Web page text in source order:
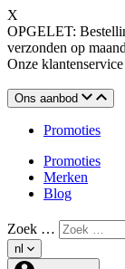
X
OPGELET:
verzonden op
Onze
Ons aanbod
Promoties
Promoties
Merken
Blog
Zoek …
nl